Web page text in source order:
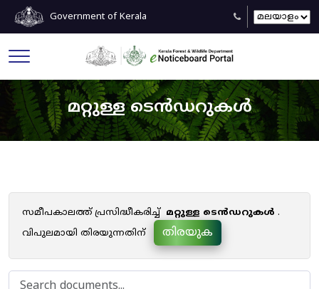
Government of Kerala
മറ്റുള്ള ടെൻഡറുകൾ
സമീപകാലത്ത് പ്രസിദ്ധീകരിച്ച് മറ്റുള്ള ടെൻഡറുകൾ .
വിപുലമായി തിരയുന്നതിന്
തിരയുക